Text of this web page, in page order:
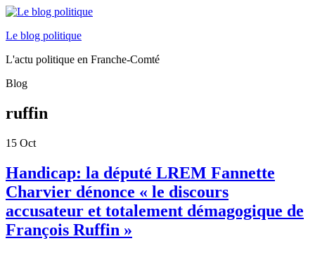
Le blog politique
L'actu politique en Franche-Comté
Blog
ruffin
15 Oct
Handicap: la député LREM Fannette
Charvier dénonce « le discours
accusateur et totalement démagogique de
François Ruffin »